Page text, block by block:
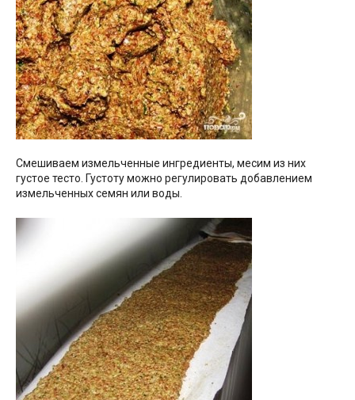
Смешиваем измельченные ингредиенты, месим из них
густое тесто. Густоту можно регулировать добавлением
измельченных семян или воды.